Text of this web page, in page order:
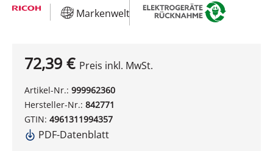
Markenwelt
72,39 € Preis inkl. MwSt.
Artikel-Nr.: 999962360
Hersteller-Nr.: 842771
GTIN: 4961311994357
PDF-Datenblatt